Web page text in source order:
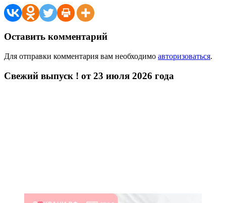
Оставить комментарий
Для отправки комментария вам необходимо авторизоваться.
Свежий выпуск ! от 23 июля 2026 года